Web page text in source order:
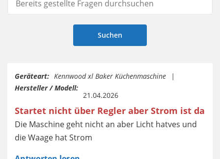
Geräteart: Kennwood xl Baker Küchenmaschine
Hersteller / Modell:
21.04.2026
Startet nicht über Regler aber Strom ist da
Die Maschine geht nicht an aber Licht hatves und
die Waage hat Strom